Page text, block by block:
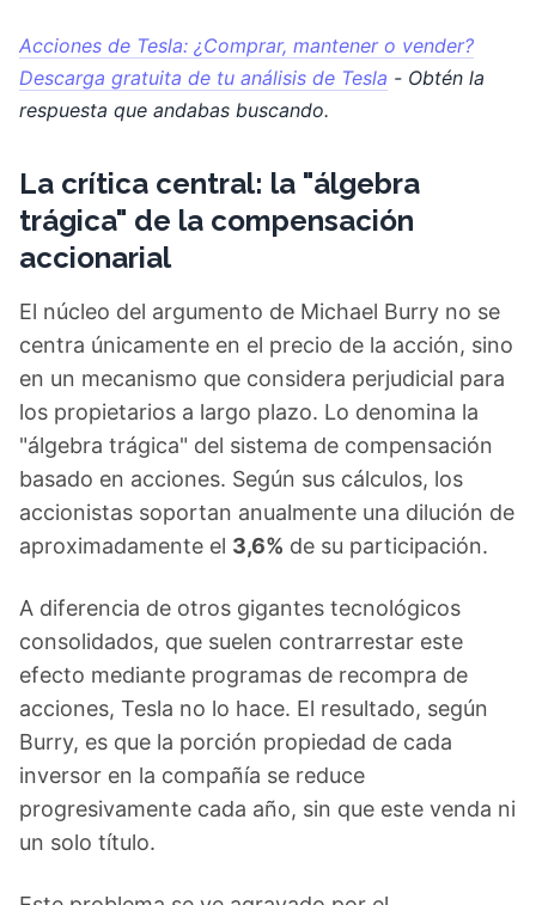
Acciones de Tesla: ¿Comprar, mantener o vender?
Descarga gratuita de tu análisis de Tesla - Obtén la
respuesta que andabas buscando.
La crítica central: la "álgebra
trágica" de la compensación
accionarial
El núcleo del argumento de Michael Burry no se
centra únicamente en el precio de la acción, sino
en un mecanismo que considera perjudicial para
los propietarios a largo plazo. Lo denomina la
"álgebra trágica" del sistema de compensación
basado en acciones. Según sus cálculos, los
accionistas soportan anualmente una dilución de
aproximadamente el 3,6% de su participación.
A diferencia de otros gigantes tecnológicos
consolidados, que suelen contrarrestar este
efecto mediante programas de recompra de
acciones, Tesla no lo hace. El resultado, según
Burry, es que la porción propiedad de cada
inversor en la compañía se reduce
progresivamente cada año, sin que este venda ni
un solo título.